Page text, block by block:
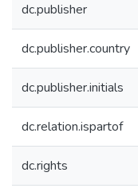
dc.publisher
dc.publisher.country
dc.publisher.initials
dc.relation.ispartof
dc.rights